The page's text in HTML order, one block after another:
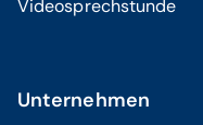
Videosprechstunde
Unternehmen